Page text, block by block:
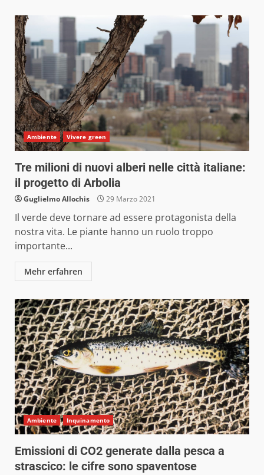
Ambiente Vivere green
Tre milioni di nuovi alberi nelle città italiane:
il progetto di Arbolia
Guglielmo Allochis 29 Marzo 2021
Il verde deve tornare ad essere protagonista della
nostra vita. Le piante hanno un ruolo troppo
importante...
Mehr erfahren
Ambiente Inquinamento
Emissioni di CO2 generate dalla pesca a
strascico: le cifre sono spaventose